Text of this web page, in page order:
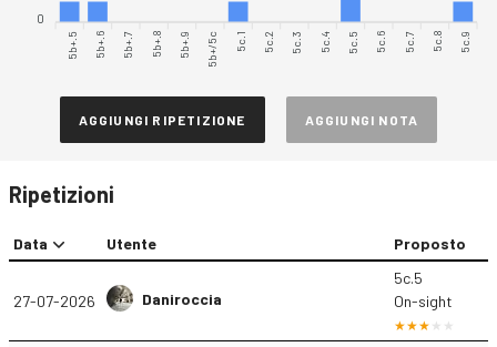
0
5b+.5 5b+.6 5b+.7 5b+.8 5b+.9 5b+/5c 5c.1 5c.2 5c.3 5c.4 5c.5 5c.6 5c.7 5c.8 5c.9
AGGIUNGI RIPETIZIONE AGGIUNGI NOTA
Ripetizioni
Data Utente Proposto
27-07-2026 Daniroccia
5c.5
On-sight